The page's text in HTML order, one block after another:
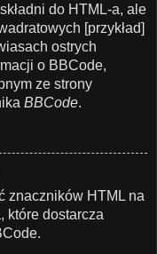
do HTML-a, ale
[przykład]
ostrych
o BBCode,
ze strony
BBCode.
znaczników HTML na
które dostarcza